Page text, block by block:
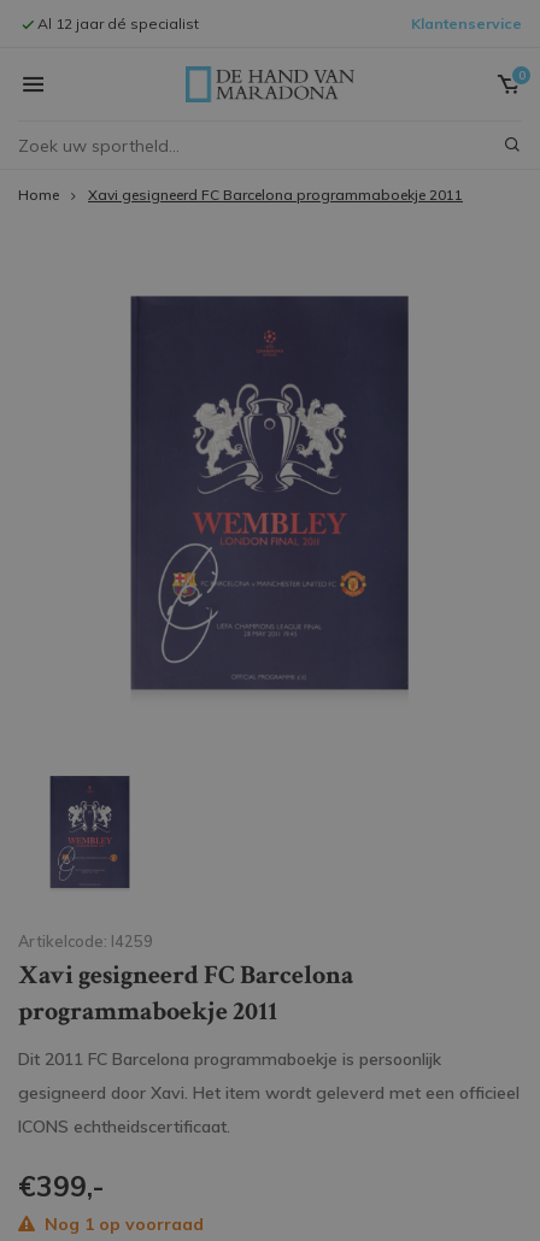
Al 12 jaar dé specialist Klantenservice
0
Home Xavi gesigneerd FC Barcelona programmaboekje 2011
Artikelcode: I4259
Xavi gesigneerd FC Barcelona
programmaboekje 2011
Dit 2011 FC Barcelona programmaboekje is persoonlijk
gesigneerd door Xavi. Het item wordt geleverd met een officieel
ICONS echtheidscertificaat.
€399,-
Nog 1 op voorraad